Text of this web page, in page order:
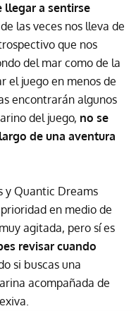
llegar a sentirse
las veces nos lleva de
que nos
del mar como de la
el juego en menos de
encontrarán algunos
del juego, no se
de una aventura
y Quantic Dreams
en medio de
agitada, pero sí es
revisar cuando
si buscas una
acompañada de